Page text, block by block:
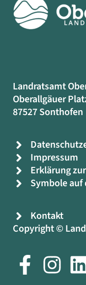
Landratsamt
Oberallgäuer
87527 Sonthofen
Impressum
Erklärung
Symbole auf
Kontakt
Copyright ©